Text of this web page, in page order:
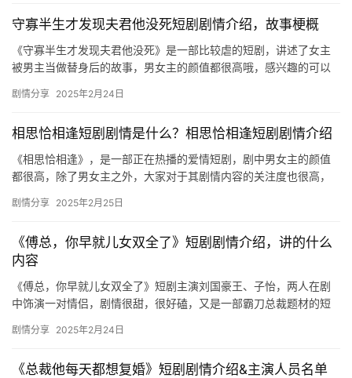
守寡半生才发现夫君他没死短剧剧情介绍，故事梗概
《守寡半生才发现夫君他没死》是一部比较虐的短剧，讲述了女主
被男主当做替身后的故事，男女主的颜值都很高哦，感兴趣的可以
二私…
剧情分享 2025年2月24日
相思恰相逢短剧剧情是什么？相思恰相逢短剧剧情介绍
《相思恰相逢》，是一部正在热播的爱情短剧，剧中男女主的颜值
都很高，除了男女主之外，大家对于其剧情内容的关注度也很高，
趣的话…
剧情分享 2025年2月25日
《傅总，你早就儿女双全了》短剧剧情介绍，讲的什么
内容
《傅总，你早就儿女双全了》短剧主演刘国豪王、子怡，两人在剧
中饰演一对情侣，剧情很甜，很好磕，又是一部霸刀总裁题材的短
全了…
剧情分享 2025年2月24日
《总裁他每天都想复婚》短剧剧情介绍&主演人员名单